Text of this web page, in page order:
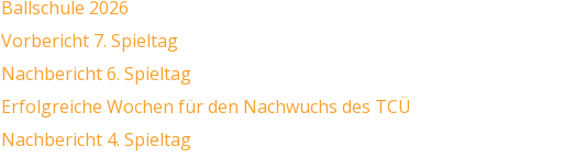
Ballschule 2026
Vorbericht 7. Spieltag
Nachbericht 6. Spieltag
Erfolgreiche Wochen für den Nachwuchs des TCÜ
Nachbericht 4. Spieltag